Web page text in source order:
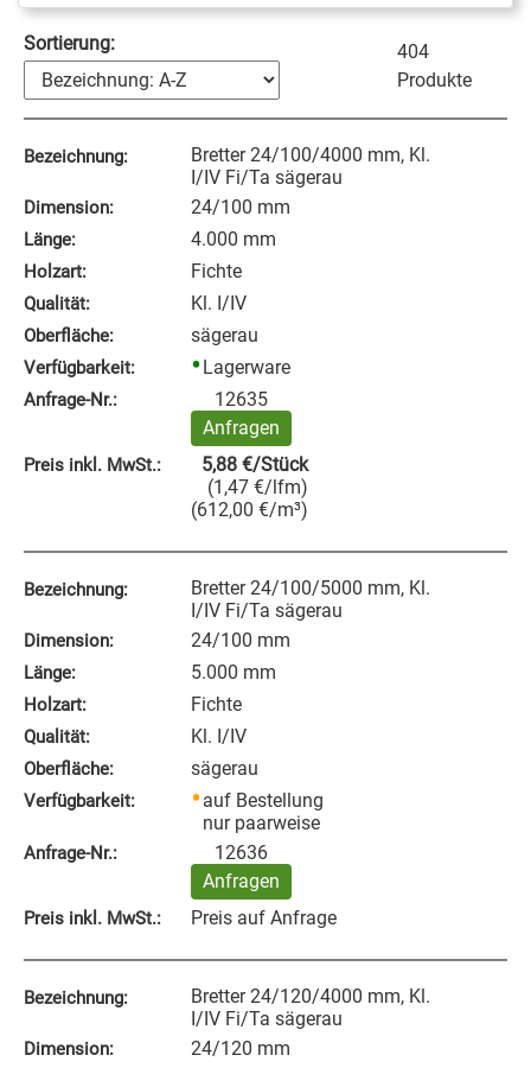
Sortierung:
404
Produkte
Bezeichnung:
Bretter 24/100/4000 mm, Kl.
I/IV Fi/Ta sägerau
Dimension: 24/100 mm
Länge: 4.000 mm
Holzart: Fichte
Qualität: Kl. I/IV
Oberfläche: sägerau
Verfügbarkeit: Lagerware
Anfrage‑Nr.:
12635
Anfragen
Preis inkl. MwSt.: 5,88 €/Stück
(1,47 €/lfm)
(612,00 €/m³)
Bezeichnung:
Bretter 24/100/5000 mm, Kl.
I/IV Fi/Ta sägerau
Dimension: 24/100 mm
Länge: 5.000 mm
Holzart: Fichte
Qualität: Kl. I/IV
Oberfläche: sägerau
Verfügbarkeit:
auf Bestellung
nur paarweise
Anfrage‑Nr.:
12636
Anfragen
Preis inkl. MwSt.: Preis auf Anfrage
Bezeichnung:
Bretter 24/120/4000 mm, Kl.
I/IV Fi/Ta sägerau
Dimension: 24/120 mm